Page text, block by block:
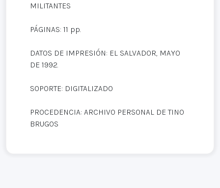
MILITANTES
PÁGINAS: 11 pp.
DATOS DE IMPRESIÓN: EL SALVADOR, MAYO
DE 1992.
SOPORTE: DIGITALIZADO
PROCEDENCIA: ARCHIVO PERSONAL DE TINO
BRUGOS